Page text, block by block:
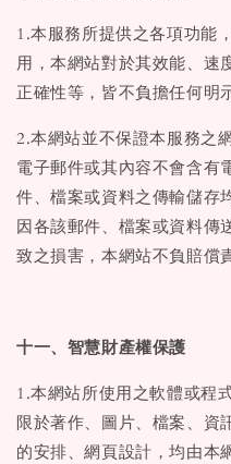
1.本服務所提供之各項功能
用，本網站對於其效能、速
正確性等，皆不負擔任何明
2.本網站並不保證本服務之
電子郵件或其內容不會含有
件、檔案或資料之傳輸儲存
因各該郵件、檔案或資料傳
致之損害，本網站不負賠償
十一、智慧財產權保護
1.本網站所使用之軟體或程
限於著作、圖片、檔案、資
的安排、網頁設計，均由本